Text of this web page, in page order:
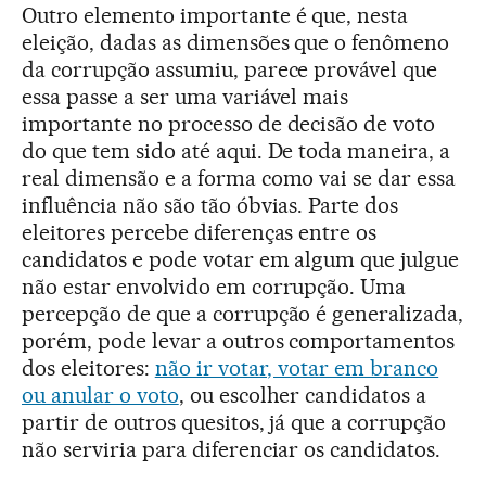
Outro elemento importante é que, nesta
eleição, dadas as dimensões que o fenômeno
da corrupção assumiu, parece provável que
essa passe a ser uma variável mais
importante no processo de decisão de voto
do que tem sido até aqui. De toda maneira, a
real dimensão e a forma como vai se dar essa
influência não são tão óbvias. Parte dos
eleitores percebe diferenças entre os
candidatos e pode votar em algum que julgue
não estar envolvido em corrupção. Uma
percepção de que a corrupção é generalizada,
porém, pode levar a outros comportamentos
dos eleitores: não ir votar, votar em branco
ou anular o voto, ou escolher candidatos a
partir de outros quesitos, já que a corrupção
não serviria para diferenciar os candidatos.